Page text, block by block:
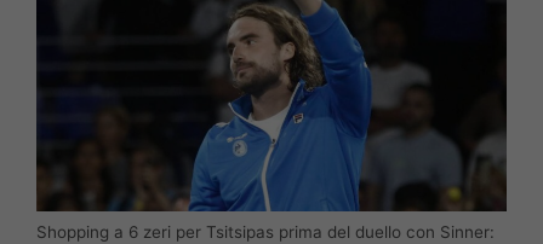
Shopping a 6 zeri per Tsitsipas prima del duello con Sinner: